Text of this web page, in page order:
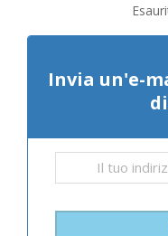
Invia un'e-